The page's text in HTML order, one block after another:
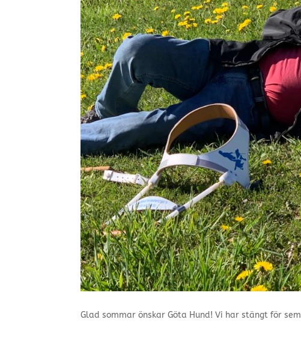
Glad sommar önskar Göta Hund! Vi har stängt för